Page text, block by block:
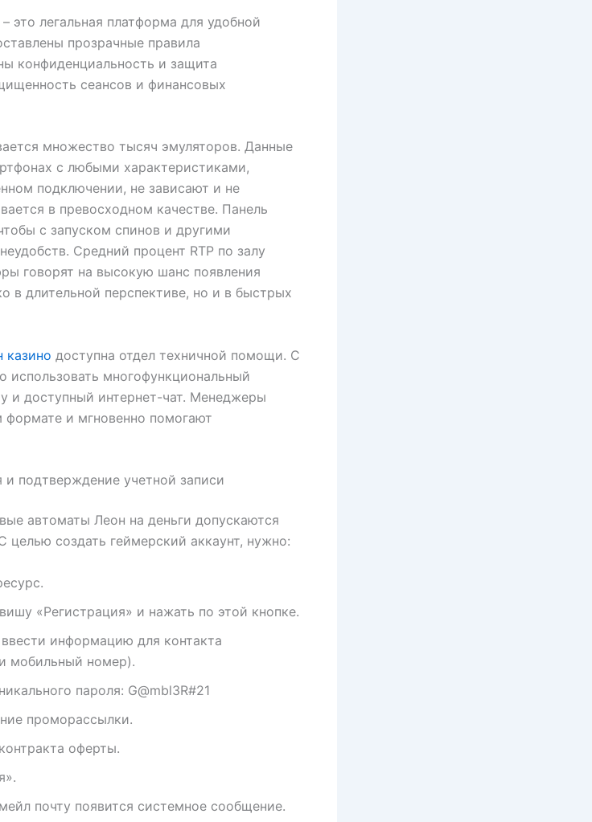
это легальная платформа для удобной
прозрачные правила
конфиденциальность и защита
сеансов и финансовых
множество тысяч эмуляторов. Данные
с любыми характеристиками,
подключении, не зависают и не
в превосходном качестве. Панель
с запуском спинов и другими
Средний процент RTP по залу
говорят на высокую шанс появления
в длительной перспективе, но и в быстрых
казино доступна отдел техничной помощи. С
многофункциональный
и доступный интернет-чат. Менеджеры
и мгновенно помогают
подтверждение учетной записи
автоматы Леон на деньги допускаются
целью создать геймерский аккаунт, нужно:
«Регистрация» и нажать по этой кнопке.
информацию для контакта
мобильный номер).
пароля: G@mbl3R#21
проморассылки.
оферты.
почту появится системное сообщение.